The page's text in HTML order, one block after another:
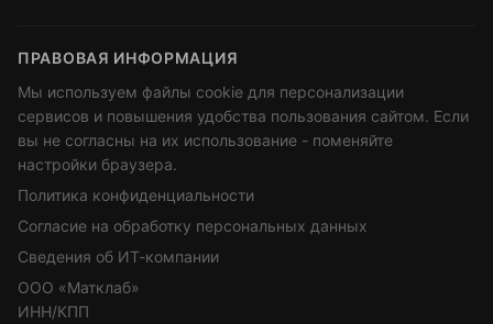
ПРАВОВАЯ ИНФОРМАЦИЯ
Мы используем файлы cookie для персонализации
сервисов и повышения удобства пользования сайтом. Если
вы не согласны на их использование - поменяйте
настройки браузера.
Политика конфиденциальности
Согласие на обработку персональных данных
Сведения об ИТ-компании
ООО «Матклаб»
ИНН/КПП